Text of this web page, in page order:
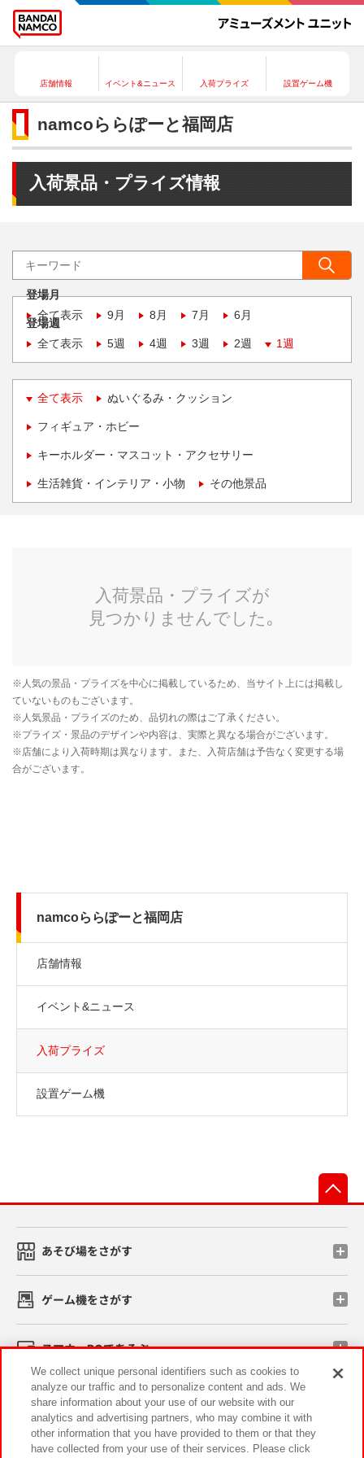
店舗情報 イベント&ニュース 入荷プライズ 設置ゲーム機
namcoららぽーと福岡店
入荷景品・プライズ情報
登場月
全て表示
9月 8月 7月 6月
登場週
全て表示
5週 4週 3週 2週 1週
全て表示 ぬいぐるみ・クッション
フィギュア・ホビー
キーホルダー・マスコット・アクセサリー
生活雑貨・インテリア・小物 その他景品
namcoららぽーと福岡店
店舗情報
イベント&ニュース
入荷プライズ
設置ゲーム機
あそび場をさがす
ゲーム機をさがす
スマホ・PCであそぶ
イベント・キャンペーン
We collect unique personal identifiers such as cookies to
analyze our traffic and to personalize content and ads. We
share information about your use of our website with our
analytics and advertising partners, who may combine it with
other information that you have provided to them or that they
have collected from your use of their services. Please click